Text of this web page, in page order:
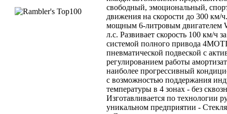
свободный, эмоциональный,
движения на скорости до 300 км/
мощным 6-литровым двигателем
л.с. Развивает скорость 100 км/ч
системой полного привода
пневматической подвеской с
регулированием работы
наиболее прогрессивный
с возможностью поддержания
температуры в 4 зонах - без
Изготавливается по технологии
уникальном предприятии -